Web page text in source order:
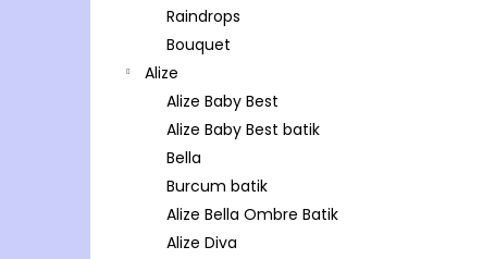
Raindrops
Bouquet
Alize
Alize Baby Best
Alize Baby Best batik
Bella
Burcum batik
Alize Bella Ombre Batik
Alize Diva